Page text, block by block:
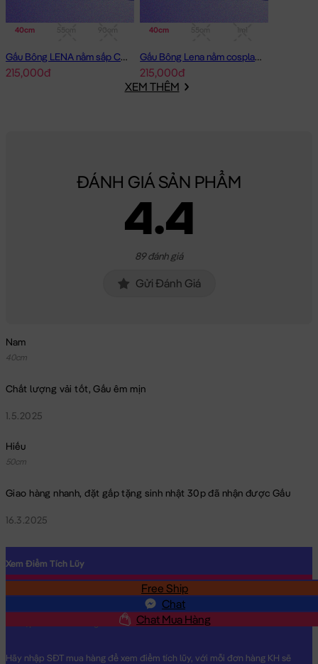
40cm
Gấu Bông LENA nằm sấp Cosplay Lotso Hồng
215,000đ
40cm
Gấu Bông Lena nằm cosplay Lotso
215,000đ
XEM THÊM
ĐÁNH GIÁ SẢN PHẨM
4.4
89 đánh giá
Gửi Đánh Giá
Nam
40cm
Chất lượng vải tốt, Gấu êm mịn
1.5.2025
Hiếu
50cm
Giao hàng nhanh, đặt gấp tặng sinh nhật 30p đã nhận được Gấu
16.3.2025
Free Ship
Chat
Chat Mua Hàng
Xem Điểm Tích Lũy
Hãy nhập SĐT mua hàng để xem điểm tích lũy, với mỗi đơn hàng KH sẽ